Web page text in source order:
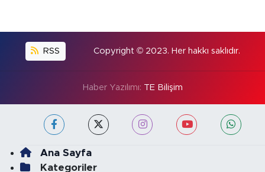
RSS Copyright © 2023. Her hakkı saklıdır.
Haber Yazılımı: TE Bilişim
Ana Sayfa
Kategoriler